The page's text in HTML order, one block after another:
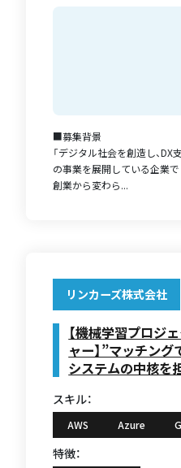
■募集背景
「デジタル社会を創造し、
の事業を展開している企業で
創業から変わら...
リンカーズ株式会社
【機械学習プロジ
ャー】”マッチン
システムの中核を
スキル：
AWS Azure
特徴：